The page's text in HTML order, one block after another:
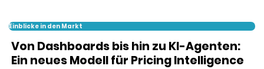
Einblicke in den Markt
Von Dashboards bis hin zu KI-Agenten:
Ein neues Modell für Pricing Intelligence